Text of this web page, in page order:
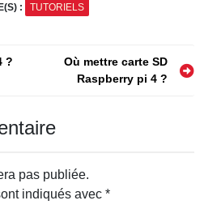
: TUTORIELS
?
Où mettre carte SD
Raspberry pi 4 ?
pas publiée.
indiqués avec *